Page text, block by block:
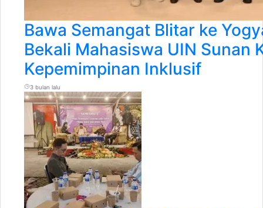
Bawa Semangat Blitar ke
Bekali Mahasiswa UIN Sunan
Kepemimpinan Inklusif
3 bulan lalu